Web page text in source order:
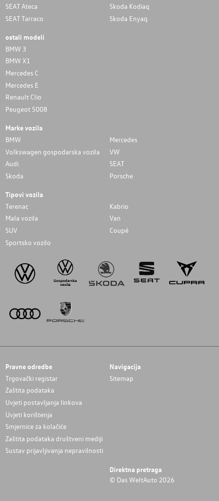
SEAT Ateca
SEAT Tarraco
Skoda Kodiaq
Skoda Enyaq
ostali modeli
BMW 3
BMW X1
Mercedes C
Mercedes E
Renault Clio
Peugeot 5008
Marke vozila
BMW
Mercedes
Volkswagen gospodarska vozila
VW
Audi
SEAT
Skoda
Porsche
Tipovi vozila
Terenac
Kabrio
Mala vozila
Van
SUV
Coupé
Sportsko vozilo
Pravne odredbe
Trgovački registar
Zaštita podataka
Uvjeti postavljanja linkova
Uvjeti korištenja
Smjernice za kolačiće
Zaštita podataka društveni mediji
Sustav prijavljivanja nepravilnosti
Navigacija
Sitemap
Direktna pretraga
© Das WeltAuto 2026